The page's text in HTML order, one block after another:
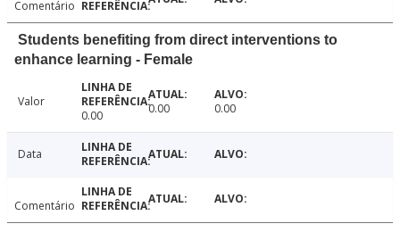
Comentário
Students benefiting from direct interventions to
enhance learning - Female
Valor
0.00
0.00 0.00
Data
Comentário